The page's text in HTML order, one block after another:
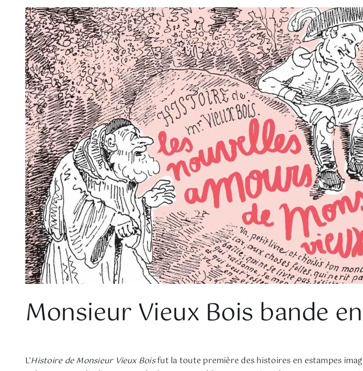
Voir
l'image
agrandie
Monsieur Vieux Bois bande
L’Histoire de Monsieur Vieux Boisfut la toute première des histoires en estampes